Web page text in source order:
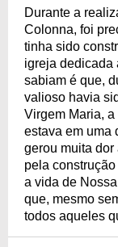
Durante a
Colonna, foi
tinha sido
igreja dedicada
sabiam é que,
valioso havia
Virgem Maria,
estava em uma
gerou muita
pela
a vida de
que, mesmo
todos aqueles